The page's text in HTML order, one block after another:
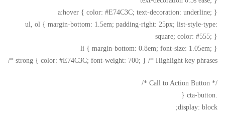
a:hover { color: #E74C3C; text-decoration: underline; }
ul, ol { margin-bottom: 1.5em; padding-right: 25px; list-style-type:
square; color: #555; }
li { margin-bottom: 0.8em; font-size: 1.05em; }
strong { color: #E74C3C; font-weight: 700; } /* Highlight key phrases */
/* Call to Action Button */
.cta-button {
display: block;